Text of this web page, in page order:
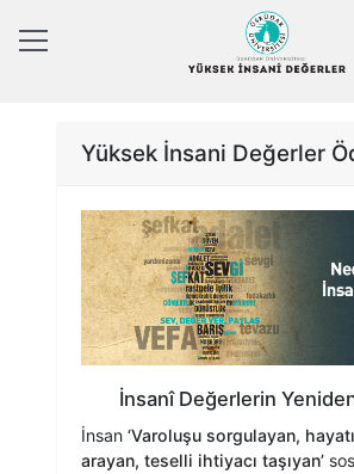
Yüksek İnsani Değerler
İnsanî Değerlerin
İnsan ‘Varoluşu sorgulayan,
arayan, teselli ihtiyacı taşıyan’